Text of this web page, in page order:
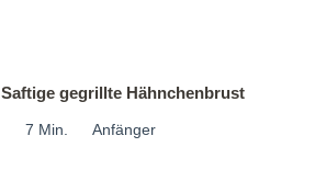
Saftige gegrillte Hähnchenbrust
7 Min. Anfänger